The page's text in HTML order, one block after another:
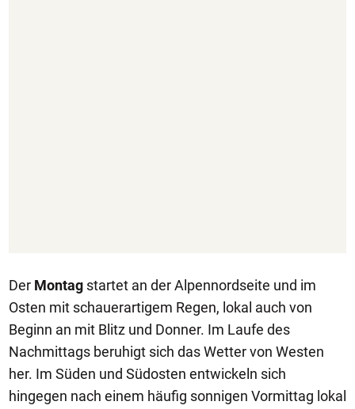
Der Montag startet an der Alpennordseite und im
Osten mit schauerartigem Regen, lokal auch von
Beginn an mit Blitz und Donner. Im Laufe des
Nachmittags beruhigt sich das Wetter von Westen
her. Im Süden und Südosten entwickeln sich
hingegen nach einem häufig sonnigen Vormittag lokal